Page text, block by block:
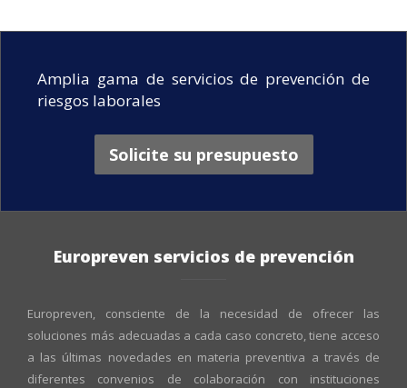
Amplia gama de servicios de prevención de
riesgos laborales
Solicite su presupuesto
Europreven servicios de prevención
Europreven, consciente de la necesidad de ofrecer las
soluciones más adecuadas a cada caso concreto, tiene acceso
a las últimas novedades en materia preventiva a través de
diferentes convenios de colaboración con instituciones